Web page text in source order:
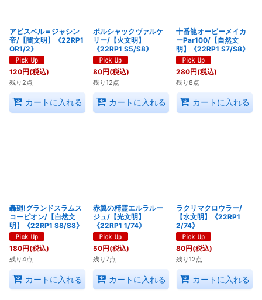
アビスベル＝ジャシン
帝/【闇文明】《22RP1
OR1/2》
120円(税込)
残り2点
カートに入れる
ボルシャックヴァルケ
リー/【火文明】
《22RP1 S5/S8》
80円(税込)
残り12点
カートに入れる
十番龍オービーメイカ
ーPar100/【自然文
明】《22RP1 S7/S8》
280円(税込)
残り8点
カートに入れる
轟廻!グランドスラムス
コーピオン/【自然文
明】《22RP1 S8/S8》
180円(税込)
残り4点
カートに入れる
赤翼の精霊エルラルー
ジュ/【光文明】
《22RP1 1/74》
50円(税込)
残り7点
カートに入れる
ラクリマクロウラー/
【水文明】《22RP1
2/74》
80円(税込)
残り12点
カートに入れる